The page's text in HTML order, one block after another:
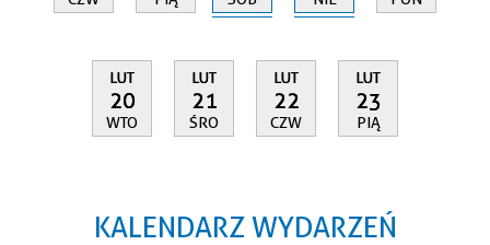
LUT
20
WTO
LUT
21
ŚRO
LUT
22
CZW
LUT
23
PIĄ
KALENDARZ WYDARZEŃ